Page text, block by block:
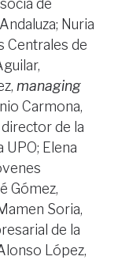
de
Nuria
Centrales de
managing
Carmona,
de la
UPO; Elena
Gómez,
Soria,
de la
López,